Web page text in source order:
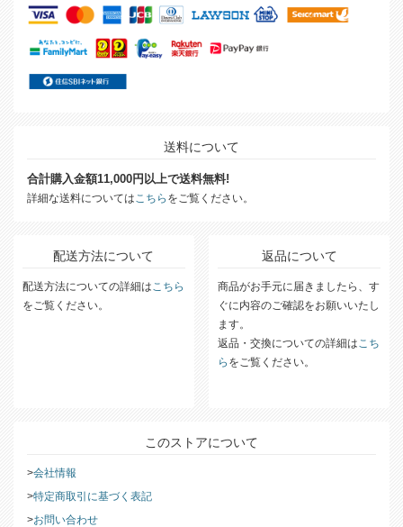
送料について
合計購入金額11,000円以上で送料無料!
詳細な送料についてはこちら をご覧ください。
配送方法について
配送方法についての詳細はこちら
をご覧ください。
返品について
商品がお手元に届きましたら、す
ぐに内容のご確認をお願いいたし
ます。
返品・交換についての詳細はこち
ら をご覧ください。
このストアについて
会社情報
特定商取引に基づく表記
お問い合わせ